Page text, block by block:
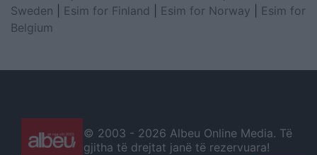
Sweden
Esim for Finland Esim for Norway
Esim for
Belgium
© 2003 - 2026 Albeu Online Media. Të
gjitha të drejtat janë të rezervuara!